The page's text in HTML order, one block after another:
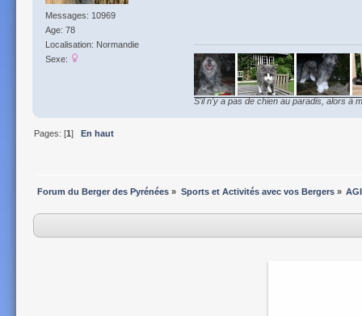
Messages: 10969
Age: 78
Localisation: Normandie
Sexe:
S'il n'y a pas de chien au paradis, alors à
Pages: [1] En haut
Forum du Berger des Pyrénées » Sports et Activités avec vos Bergers»